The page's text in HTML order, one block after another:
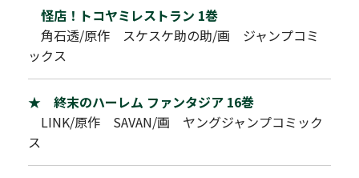
怪店！トコヤミレストラン 1巻
角石透/原作 スケスケ助の助/画 ジャンプコミ
ックス
★ 終末のハーレム ファンタジア 16巻
LINK/原作 SAVAN/画 ヤングジャンプコミック
ス